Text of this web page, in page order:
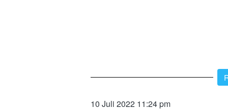
`
10 Juli 2022 11:24 pm